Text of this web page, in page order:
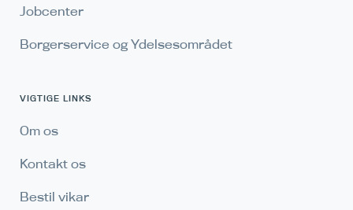
Jobcenter
Borgerservice og Ydelsesområdet
VIGTIGE LINKS
Om os
Kontakt os
Bestil vikar